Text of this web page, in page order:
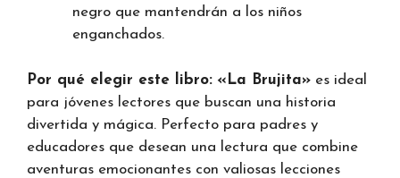
negro que mantendrán a los niños
enganchados.
Por qué elegir este libro: «La Brujita» es ideal
para jóvenes lectores que buscan una historia
divertida y mágica. Perfecto para padres y
educadores que desean una lectura que combine
aventuras emocionantes con valiosas lecciones